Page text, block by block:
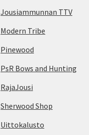
Jousiammunnan TTV
Modern Tribe
Pinewood
PsR Bows and Hunting
RajaJousi
Sherwood Shop
Uittokalusto